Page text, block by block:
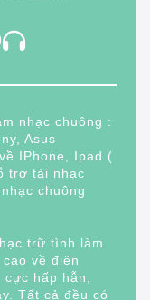
nhạc chuông :
Asus
IPhone, Ipad (
trợ tải nhạc
chuông
trữ tình làm
về điện
hấp hẫn,
Tất cả đều có